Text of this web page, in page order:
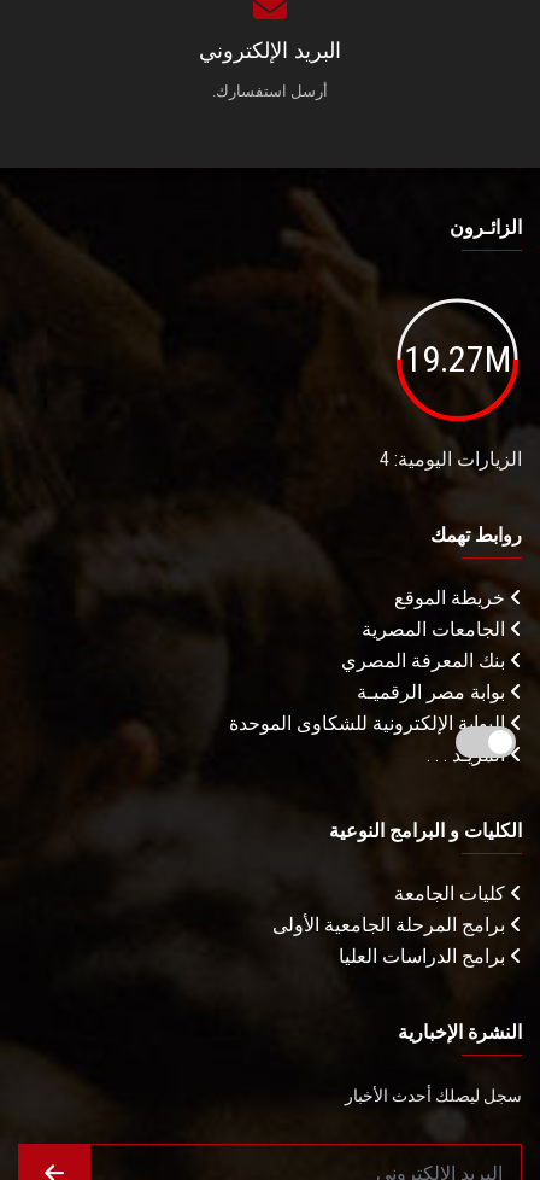
البريد الإلكتروني
أرسل استفسارك.
الزائـرون
19.27M
الزيارات اليومية: 4
روابط تهمك
خريطة الموقع
الجامعات المصرية
بنك المعرفة المصري
بوابة مصر الرقميـة
البوابة الإلكترونية للشكاوى الموحدة
المزيـد . . .
الكليات و البرامج النوعية
كليات الجامعة
برامج المرحلة الجامعية الأولى
برامج الدراسات العليا
النشرة الإخبارية
سجل ليصلك أحدث الأخبار